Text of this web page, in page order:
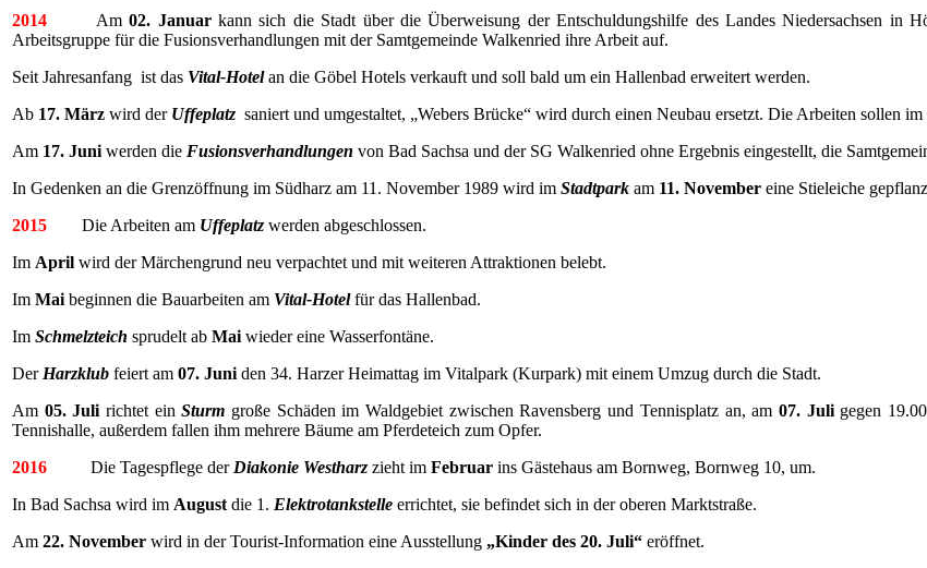
2014 Am02. Januarkann sich die Stadt über die Überweisung der Entschuldungshilfe des Landes Niedersachsen in
Arbeitsgruppe für die Fusionsverhandlungen mit der Samtgemeinde Walkenried ihre Arbeit auf.
Seit Jahresanfang ist das Vital-Hotelan die Göbel Hotels verkauft und soll bald um ein Hallenbad erweitert werden.
Ab 17. März wird der Uffeplatz saniert und umgestaltet, „Webers Brücke“ wird durch einen Neubau ersetzt. Die Arbeiten sollen im
Am 17. Juni werden die Fusionsverhandlungen von Bad Sachsa und der SG Walkenried ohne Ergebnis eingestellt, die
In Gedenken an die Grenzöffnung im Südharz am 11. November 1989 wird im Stadtpark am 11. November eine Stieleiche
2015 Die Arbeiten am Uffeplatz werden abgeschlossen.
Im April wird der Märchengrund neu verpachtet und mit weiteren Attraktionen belebt.
Im Mai beginnen die Bauarbeiten am Vital-Hotelfür das Hallenbad.
Im Schmelzteich sprudelt ab Mai wieder eine Wasserfontäne.
Der Harzklub feiert am 07. Juni den 34. Harzer Heimattag im Vitalpark (Kurpark) mit einem Umzug durch die Stadt.
Am 05. Juli richtet einSturm große Schäden im Waldgebiet zwischen Ravensberg und Tennisplatz an, am 07. Juligegen
Tennishalle, außerdem fallen ihm mehrere Bäume am Pferdeteich zum Opfer.
2016 Die Tagespflege der Diakonie Westharz zieht im Februar ins Gästehaus am Bornweg, Bornweg 10, um.
In Bad Sachsa wird im August die 1. Elektrotankstelle errichtet, sie befindet sich in der oberen Marktstraße.
Am 22. November wird in der Tourist-Information eine Ausstellung „Kinder des 20. Juli“ eröffnet.